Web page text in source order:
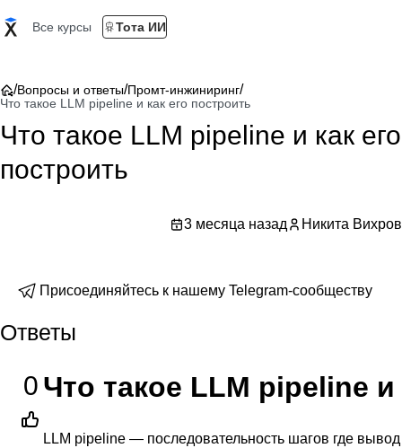
Все курсы Тота ИИ
/Вопросы и ответы/Промт-инжиниринг/
Что такое LLM pipeline и как его построить
Что такое LLM pipeline и как его
построить
3 месяца назад Никита Вихров
Присоединяйтесь к нашему Telegram-сообществу
Ответы
0 Что такое LLM pipeline и
LLM pipeline — последовательность шагов где